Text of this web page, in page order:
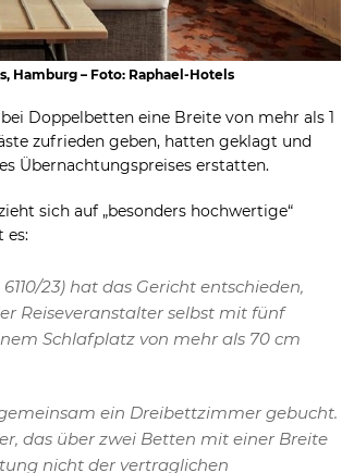
Hamburg – Foto: Raphael-Hotels
Doppelbetten eine Breite von mehr als 1
zufrieden geben, hatten geklagt und
Übernachtungspreises erstatten.
sich auf „besonders hochwertige“
es:
23) hat das Gericht entschieden,
Reiseveranstalter selbst mit fünf
Schlafplatz von mehr als 70 cm
ein Dreibettzimmer gebucht.
das über zwei Betten mit einer Breite
nicht der vertraglichen